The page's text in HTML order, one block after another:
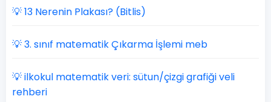
💡 13 Nerenin Plakası? (Bitlis)
💡 3. sınıf matematik Çıkarma İşlemi meb
💡 ilkokul matematik veri: sütun/çizgi grafiği veli
rehberi